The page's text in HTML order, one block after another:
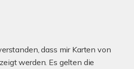
dass mir Karten von
werden. Es gelten die